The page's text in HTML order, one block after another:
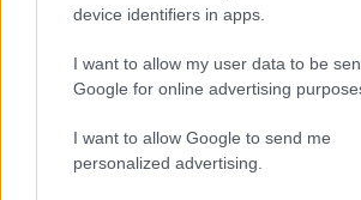
device identifiers in apps.
I want to allow my user data to be
Google for online advertising
I want to allow Google to send me
personalized advertising.
Event 1:13. desember 2025 –
–
km
Criterium– Sportgastein,
Event 3:17. januar 2026 –